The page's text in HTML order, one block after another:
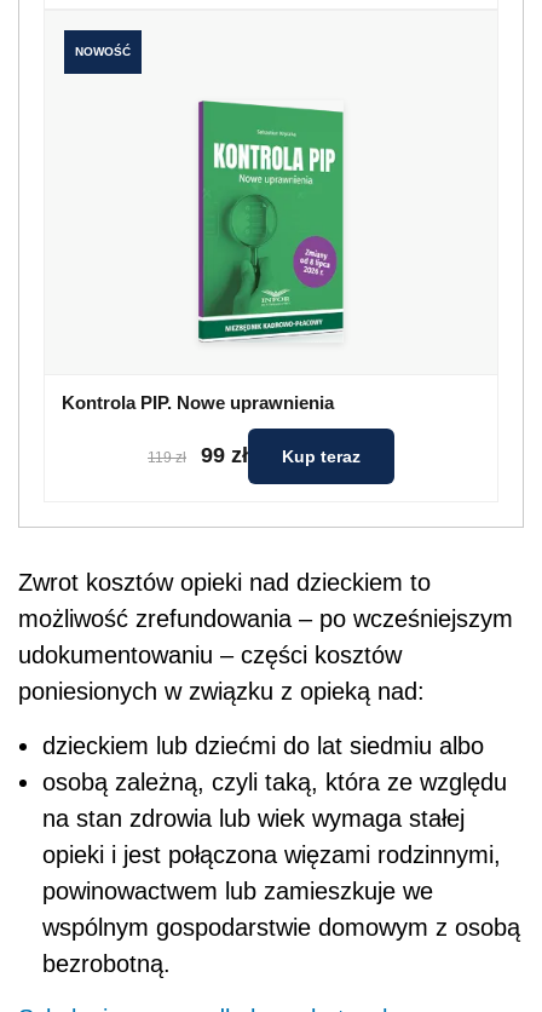
NOWOŚĆ
Kontrola PIP. Nowe uprawnienia
119 zł 99 zł Kup teraz
Zwrot kosztów opieki nad dzieckiem to
możliwość zrefundowania – po wcześniejszym
udokumentowaniu – części kosztów
poniesionych w związku z opieką nad:
dzieckiem lub dziećmi do lat siedmiu albo
osobą zależną, czyli taką, która ze względu
na stan zdrowia lub wiek wymaga stałej
opieki i jest połączona więzami rodzinnymi,
powinowactwem lub zamieszkuje we
wspólnym gospodarstwie domowym z osobą
bezrobotną.